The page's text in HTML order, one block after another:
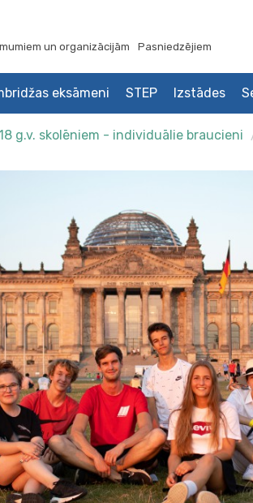
un organizācijām Pasniedzējiem
eksāmeni STEP Izstādes
g.v. skolēniem - individuālie braucieni